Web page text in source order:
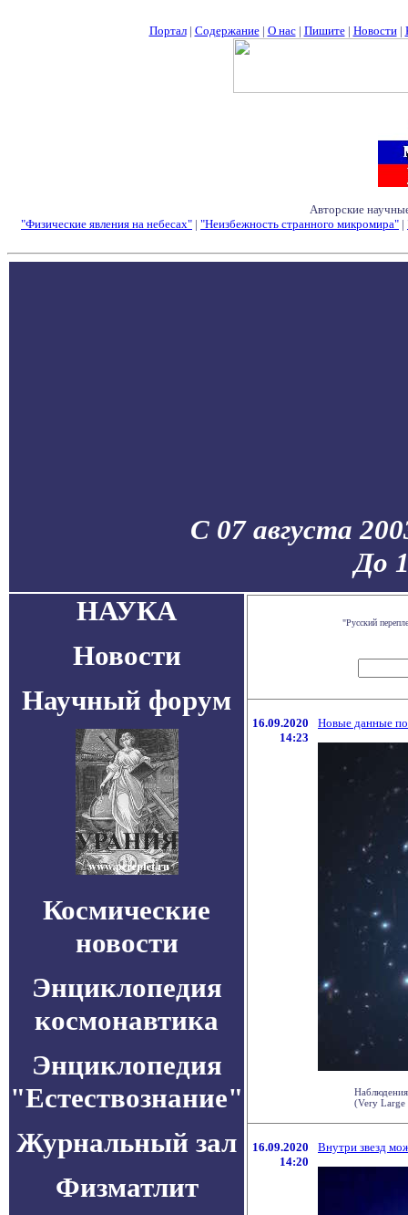
Портал| Содержание| О нас| Пишите| Новости|
Авторские
"Физические явления на небесах" | "Неизбежность странного микромира" |
С 07 августа
До
НАУКА
Новости
Научный форум
Космические
новости
Энциклопедия
космонавтика
Энциклопедия
"Естествознание"
Журнальный зал
Физматлит
"Русский
16.09.2020
14:23
Новые данные
(Very Large
16.09.2020
14:20
Внутри звезд